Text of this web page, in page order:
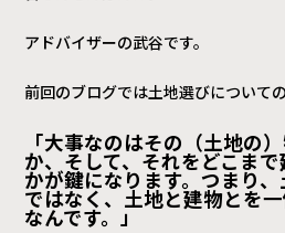
アドバイザーの武谷です。
前回のブログでは土地選びについての
「大事なのはその（土地の
か、そして、それをどこま
かが鍵になります。つまり
ではなく、土地と建物とを
なんです。」